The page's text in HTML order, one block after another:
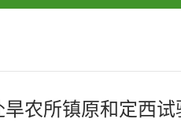
旱农所镇原和定西